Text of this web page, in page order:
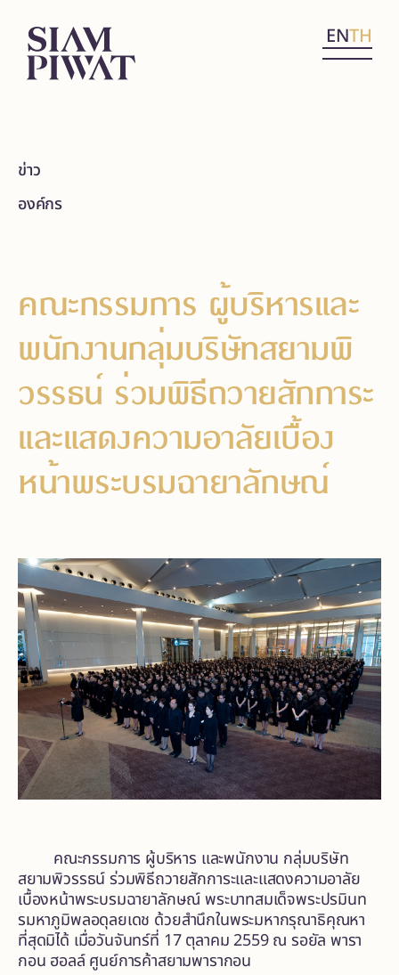
ENTH
ข่าว
องค์กร
คณะกรรมการ ผู้บริหารและ
พนักงานกลุ่มบริษัทสยามพิ
วรรธน์ ร่วมพิธีถวายสักการะ
และแสดงความอาลัยเบื้อง
หน้าพระบรมฉายาลักษณ์
คณะกรรมการ ผู้บริหาร และพนักงาน กลุ่มบริษัท
สยามพิวรรธน์ ร่วมพิธีถวายสักการะและแสดงความอาลัย
เบื้องหน้าพระบรมฉายาลักษณ์ พระบาทสมเด็จพระปรมินท
รมหาภูมิพลอดุลยเดช ด้วยสำนึกในพระมหากรุณาธิคุณหา
ที่สุดมิได้ เมื่อวันจันทร์ที่ 17 ตุลาคม 2559 ณ รอยัล พารา
กอน ฮอลล์ ศูนย์การค้าสยามพารากอน